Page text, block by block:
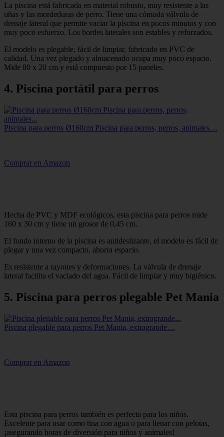
La piscina está fabricada en material robusto, muy resistente a las
uñas y las mordeduras de perro. Tiene una cómoda válvula de
drenaje lateral que permite vaciar la piscina en pocos minutos y con
muy poco esfuerzo. Los bordes laterales son estables y reforzados.
El modelo es plegable, fácil de limpiar, fabricado en PVC de
calidad. Una vez plegado y almacenado ocupa muy poco espacio.
Mide 80 x 20 cm y está compuesto por 15 paneles.
4. Piscina portátil para perros
Piscina para perros Ø160cm Piscina para perros, perros, animales…
Comprar en Amazon
Hecha de PVC y MDF ecológicos, esta piscina para perros mide
160 x 30 cm y tiene un grosor de 0,45 cm.
El fondo interno de la piscina es antideslizante, el modelo es fácil de
plegar y una vez compacto, ahorra espacio.
Es resistente a rayones y deformaciones. La válvula de drenaje
lateral facilita el vaciado del agua. Fácil de limpiar y muy higiénico.
5. Piscina para perros plegable Pet Mania
Piscina plegable para perros Pet Mania, extragrande…
Comprar en Amazon
Esta piscina para perros también es perfecta para los niños.
Excelente para usar como tina con agua o para llenar con pelotas,
¡asegurando horas de diversión para niños y animales!